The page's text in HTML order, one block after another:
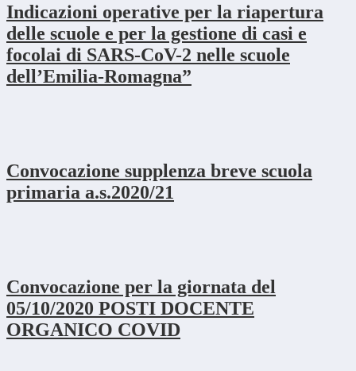
Indicazioni operative per la riapertura
delle scuole e per la gestione di casi e
focolai di SARS-CoV-2 nelle scuole
dell’Emilia-Romagna”
Convocazione supplenza breve scuola
primaria a.s.2020/21
Convocazione per la giornata del
05/10/2020 POSTI DOCENTE
ORGANICO COVID